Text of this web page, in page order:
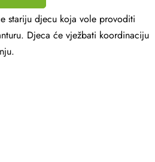
stariju djecu koja vole provoditi
Djeca će vježbati koordinaciju